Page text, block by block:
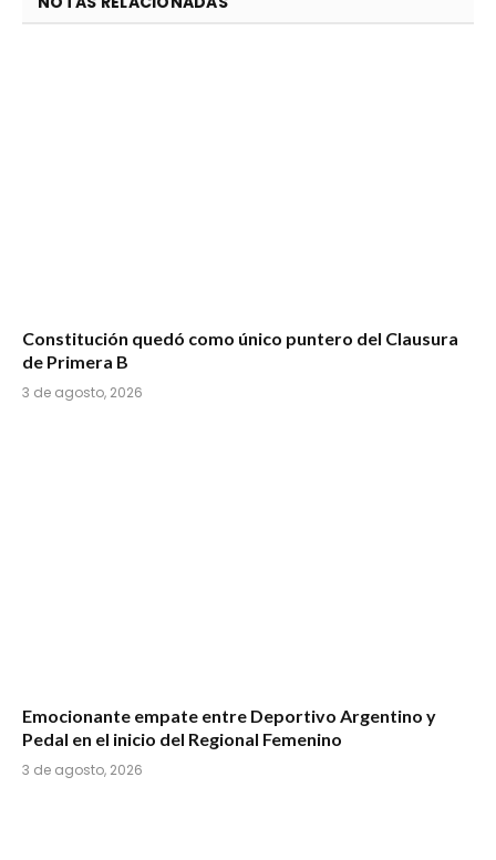
Constitución quedó como único puntero del Clausura
de Primera B
3 de agosto, 2026
Emocionante empate entre Deportivo Argentino y
Pedal en el inicio del Regional Femenino
3 de agosto, 2026